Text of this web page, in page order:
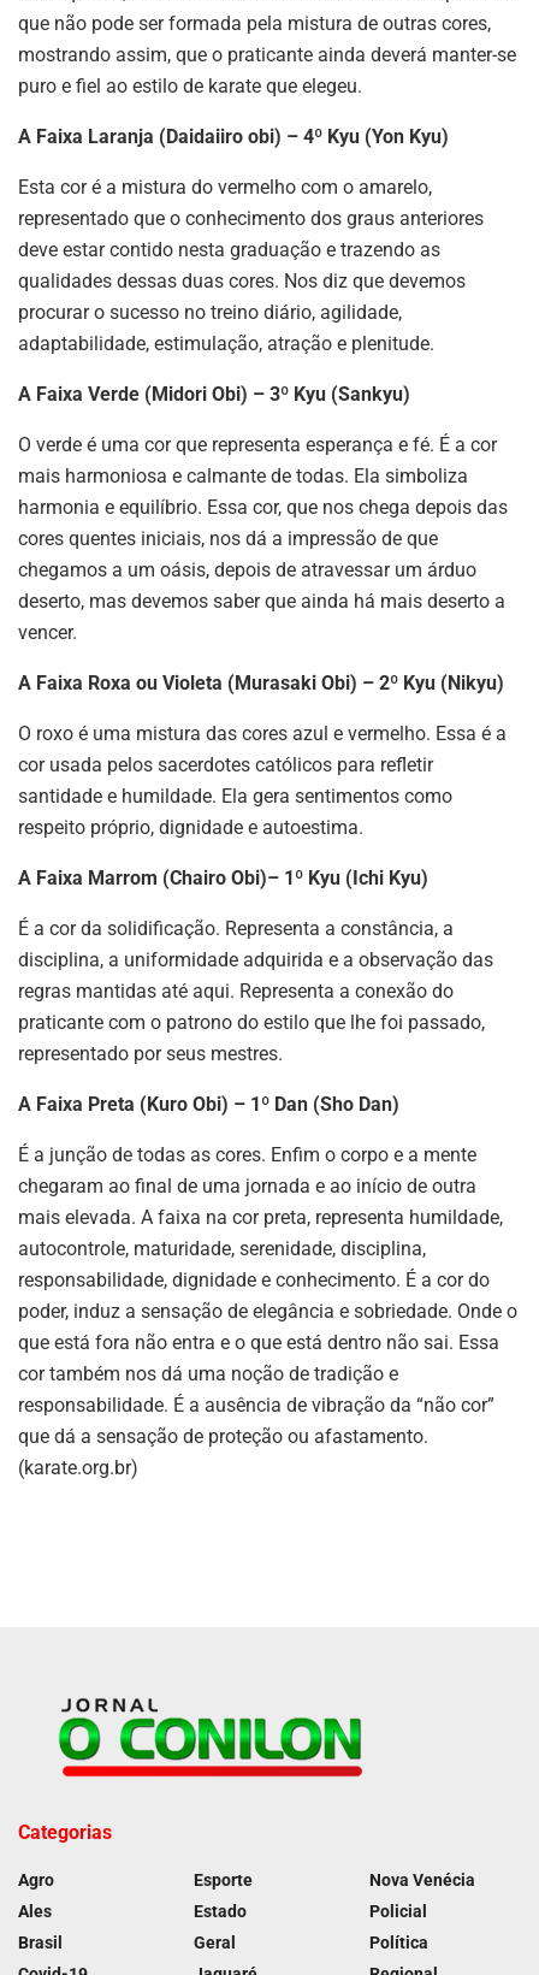
que não pode ser formada pela mistura de outras cores,
mostrando assim, que o praticante ainda deverá manter-se
puro e fiel ao estilo de karate que elegeu.
A Faixa Laranja (Daidaiiro obi) – 4º Kyu (Yon Kyu)
Esta cor é a mistura do vermelho com o amarelo,
representado que o conhecimento dos graus anteriores
deve estar contido nesta graduação e trazendo as
qualidades dessas duas cores. Nos diz que devemos
procurar o sucesso no treino diário, agilidade,
adaptabilidade, estimulação, atração e plenitude.
A Faixa Verde (Midori Obi) – 3º Kyu (Sankyu)
O verde é uma cor que representa esperança e fé. É a cor
mais harmoniosa e calmante de todas. Ela simboliza
harmonia e equilíbrio. Essa cor, que nos chega depois das
cores quentes iniciais, nos dá a impressão de que
chegamos a um oásis, depois de atravessar um árduo
deserto, mas devemos saber que ainda há mais deserto a
vencer.
A Faixa Roxa ou Violeta (Murasaki Obi) – 2º Kyu (Nikyu)
O roxo é uma mistura das cores azul e vermelho. Essa é a
cor usada pelos sacerdotes católicos para refletir
santidade e humildade. Ela gera sentimentos como
respeito próprio, dignidade e autoestima.
A Faixa Marrom (Chairo Obi)– 1º Kyu (Ichi Kyu)
É a cor da solidificação. Representa a constância, a
disciplina, a uniformidade adquirida e a observação das
regras mantidas até aqui. Representa a conexão do
praticante com o patrono do estilo que lhe foi passado,
representado por seus mestres.
A Faixa Preta (Kuro Obi) – 1º Dan (Sho Dan)
É a junção de todas as cores. Enfim o corpo e a mente
chegaram ao final de uma jornada e ao início de outra
mais elevada. A faixa na cor preta, representa humildade,
autocontrole, maturidade, serenidade, disciplina,
responsabilidade, dignidade e conhecimento. É a cor do
poder, induz a sensação de elegância e sobriedade. Onde o
que está fora não entra e o que está dentro não sai. Essa
cor também nos dá uma noção de tradição e
responsabilidade. É a ausência de vibração da “não cor”
que dá a sensação de proteção ou afastamento.
(karate.org.br)
Categorias
Agro
Ales
Brasil
Esporte
Estado
Geral
Nova Venécia
Policial
Política